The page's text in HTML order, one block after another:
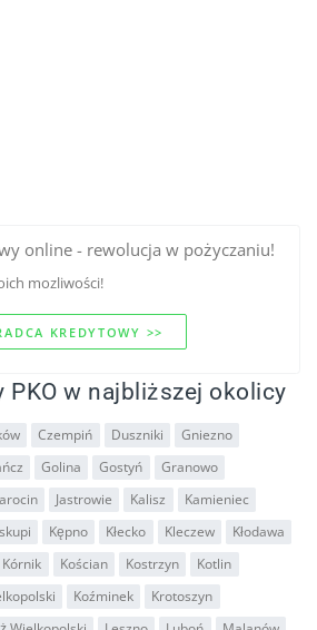
online - rewolucja w pożyczaniu!
mozliwości!
KREDYTOWY >>
PKO w najbliższej okolicy
Czempiń Duszniki
Gniezno
Golina Gostyń
Granowo
Jastrowie Kalisz
Kamieniec
Kępno Kłecko Kleczew
Kłodawa
Kórnik Kościan Kostrzyn
Kotlin
Koźminek
Krotoszyn